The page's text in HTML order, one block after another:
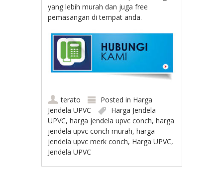
yang lebih murah dan juga free
pemasangan di tempat anda.
terato Posted in Harga
Jendela UPVC
Harga Jendela
UPVC,harga jendela upvc conch,harga
jendela upvc conch murah,harga
jendela upvc merk conch, Harga UPVC,
Jendela UPVC